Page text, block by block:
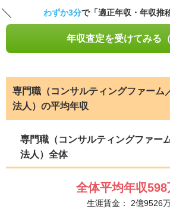
わずか3分で「適正年収・年収推
年収査定を受けてみる（
専門職（コンサルティングファーム
法人）の平均年収
専門職（コンサルティングファー
法人）全体
全体平均年収598
生涯賃金： 2億9526